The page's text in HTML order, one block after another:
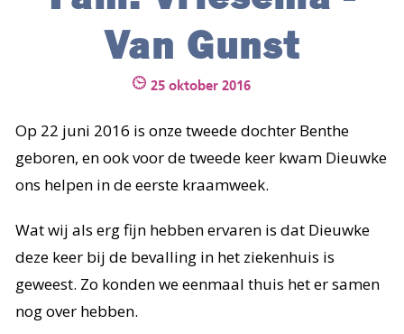
CONTACT
AANMELDEN
Van Gunst
25 oktober 2016
Op 22 juni 2016 is onze tweede dochter Benthe
geboren, en ook voor de tweede keer kwam Dieuwke
ons helpen in de eerste kraamweek.
Wat wij als erg fijn hebben ervaren is dat Dieuwke
deze keer bij de bevalling in het ziekenhuis is
geweest. Zo konden we eenmaal thuis het er samen
nog over hebben.